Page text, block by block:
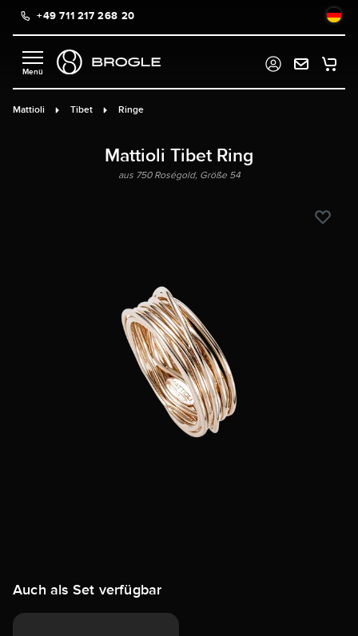
springen
+49 711 217 268 20
Mattioli Tibet Ringe
Mattioli Tibet Ring
aus 750 Roségold, Größe 54
Auch als Set verfügbar